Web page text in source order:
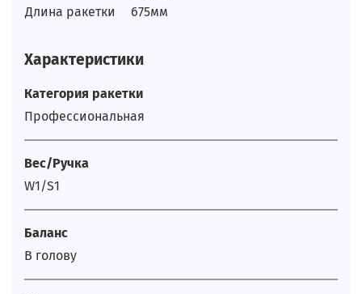
Длина ракетки
675мм
Характеристики
Категория ракетки
Профессиональная
Вес/Ручка
W1/S1
Баланс
В голову